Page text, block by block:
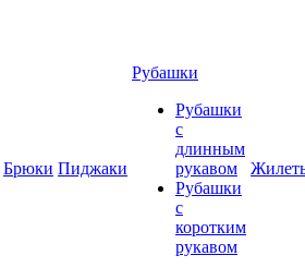
Брюки Пиджаки
Рубашки
Рубашки
с
длинным
рукавом
Рубашки
с
коротким
рукавом